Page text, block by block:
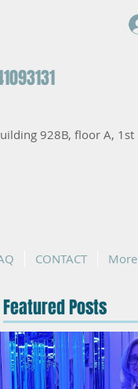
928B, floor A, 1st
CONTACT More
Featured Posts